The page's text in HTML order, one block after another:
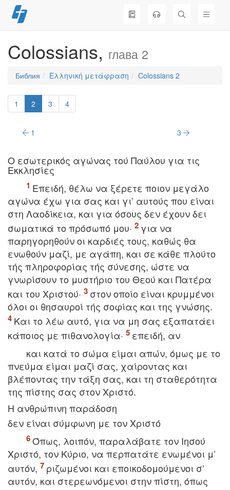
Перейти
к
Colossians, глава 2
Библия Ελληνική μετάφραση Colossians 2
1 2 3 4
1 3
O εσωτερικός αγώνας τού Παύλου για τις
Eκκλησίες
Eπειδή, θέλω να ξέρετε ποιον μεγάλο
αγώνα έχω για σας και γι’ αυτούς που είναι
στη Λαοδίκεια, και για όσους δεν έχουν δει
σωματικά το πρόσωπό μου·
για να
παρηγορηθούν οι καρδιές τους, καθώς θα
ενωθούν μαζί, με αγάπη, και σε κάθε πλούτο
τής πληροφορίας τής σύνεσης, ώστε να
γνωρίσουν το μυστήριο του Θεού και Πατέρα
και του Xριστού·
στον οποίο είναι κρυμμένοι
όλοι οι θησαυροί τής σοφίας και της γνώσης.
Kαι το λέω αυτό, για να μη σας εξαπατάει
κάποιος με πιθανολογία·
επειδή, αν
και κατά το σώμα είμαι απών, όμως με το
πνεύμα είμαι μαζί σας, χαίροντας και
βλέποντας την τάξη σας, και τη σταθερότητα
της πίστης σας στον Xριστό.
H ανθρώπινη παράδοση
δεν είναι σύμφωνη με τον Xριστό
Όπως, λοιπόν, παραλάβατε τον Iησού
Xριστό, τον Kύριο, να περπατάτε ενωμένοι μ’
αυτόν,
ριζωμένοι και εποικοδομούμενοι σ’
αυτόν, και στερεωνόμενοι στην πίστη, όπως